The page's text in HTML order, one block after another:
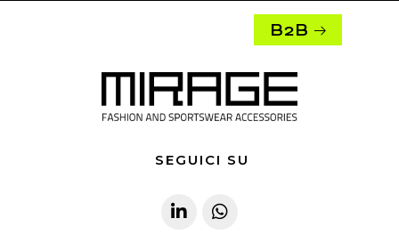
B2B
SEGUICI SU